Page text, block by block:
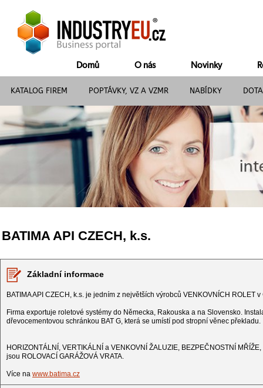
Domů O nás Novinky
KATALOG FIREM POPTÁVKY, VZ A VZMR NABÍDKY
BATIMA API CZECH, k.s.
Základní informace
BATIMA API CZECH, k.s. je jedním z největších výrobců VENKOVNÍCH ROLET v
Firma exportuje roletové systémy do Německa, Rakouska a na Slovensko.
dřevocementovou schránkou BAT G, která se umístí pod stropní věnec překladu.
HORIZONTÁLNÍ, VERTIKÁLNÍ a VENKOVNÍ ŽALUZIE, BEZPEČNOSTNÍ
jsou ROLOVACÍ GARÁŽOVÁ VRATA.
Více na www.batima.cz